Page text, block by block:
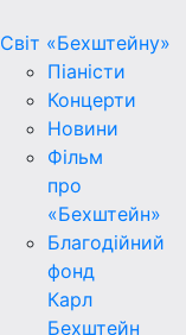
Світ «Бехштейну»
Піаністи
Концерти
Новини
Фільм
про
«Бехштейн»
Благодійний
фонд
Карл
Бехштейн